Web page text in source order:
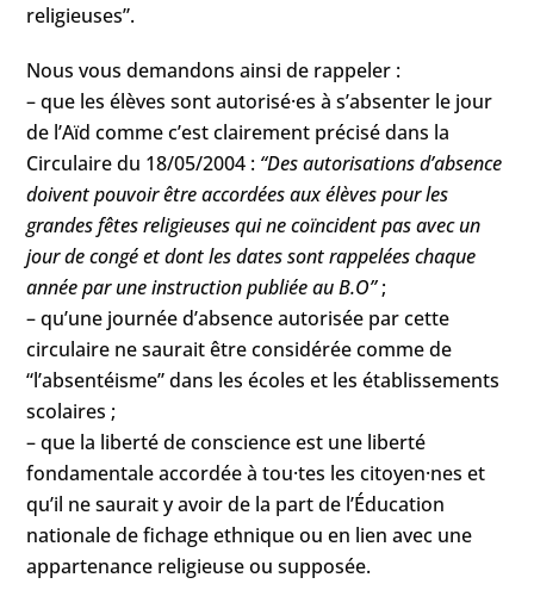
religieuses”.
Nous vous demandons ainsi de rappeler :
– que les élèves sont autorisé·es à s’absenter le jour
de l’Aïd comme c’est clairement précisé dans la
Circulaire du 18/05/2004 : “Des autorisations d’absence
doivent pouvoir être accordées aux élèves pour les
grandes fêtes religieuses qui ne coïncident pas avec un
jour de congé et dont les dates sont rappelées chaque
année par une instruction publiée au B.O”;
– qu’une journée d’absence autorisée par cette
circulaire ne saurait être considérée comme de
“l’absentéisme” dans les écoles et les établissements
scolaires ;
– que la liberté de conscience est une liberté
fondamentale accordée à tou·tes les citoyen·nes et
qu’il ne saurait y avoir de la part de l’Éducation
nationale de fichage ethnique ou en lien avec une
appartenance religieuse ou supposée.